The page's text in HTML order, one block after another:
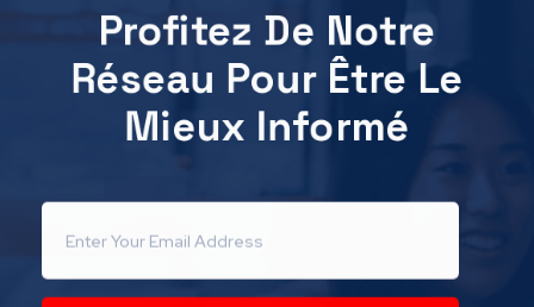
Profitez De Notre
Réseau Pour Être Le
Mieux Informé